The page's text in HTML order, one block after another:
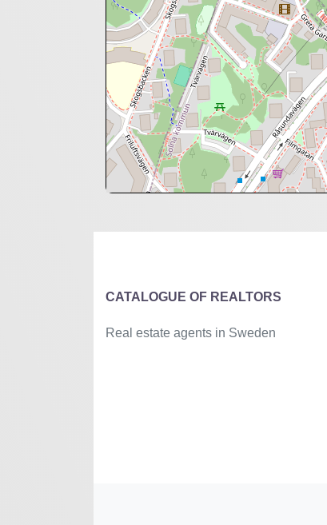
CATALOGUE OF REALTORS
Real estate agents in Sweden